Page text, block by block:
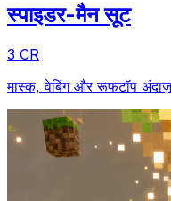
स्पाइडर-मैन सूट
3 CR
मास्क, वेबिंग और रूफटॉप